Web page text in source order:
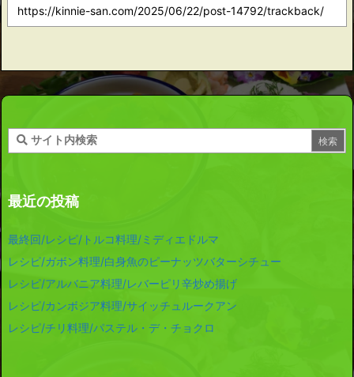
最近の投稿
最終回/レシピ/トルコ料理/ミディエドルマ
レシピ/ガボン料理/白身魚のピーナッツバターシチュー
レシピ/アルバニア料理/レバーピリ辛炒め揚げ
レシピ/カンボジア料理/サイッチュルークアン
レシピ/チリ料理/パステル・デ・チョクロ